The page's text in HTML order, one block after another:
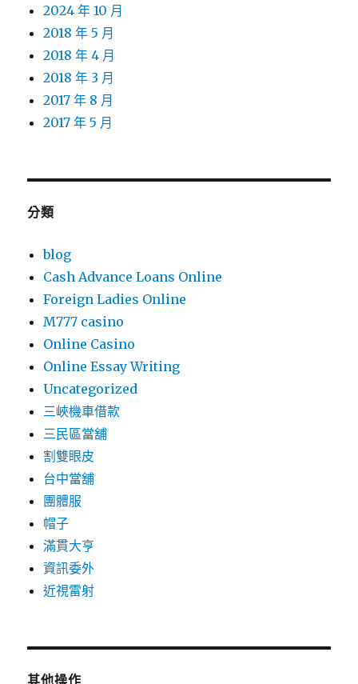
2024 年 10 月
2018 年 5 月
2018 年 4 月
2018 年 3 月
2017 年 8 月
2017 年 5 月
分類
blog
Cash Advance Loans Online
Foreign Ladies Online
M777 casino
Online Casino
Online Essay Writing
Uncategorized
三峽機車借款
三民區當舖
割雙眼皮
台中當舖
團體服
帽子
滿貫大亨
資訊委外
近視雷射
其他操作